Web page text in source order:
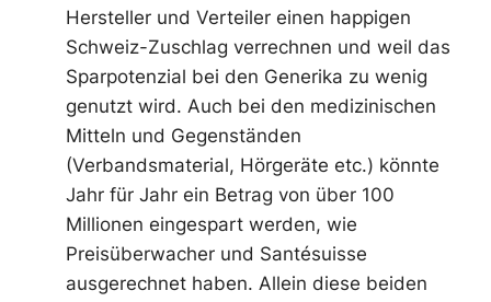
Hersteller und Verteiler einen happigen
Schweiz-Zuschlag verrechnen und weil das
Sparpotenzial bei den Generika zu wenig
genutzt wird. Auch bei den medizinischen
Mitteln und Gegenständen
(Verbandsmaterial, Hörgeräte etc.) könnte
Jahr für Jahr ein Betrag von über 100
Millionen eingespart werden, wie
Preisüberwacher und Santésuisse
ausgerechnet haben. Allein diese beiden